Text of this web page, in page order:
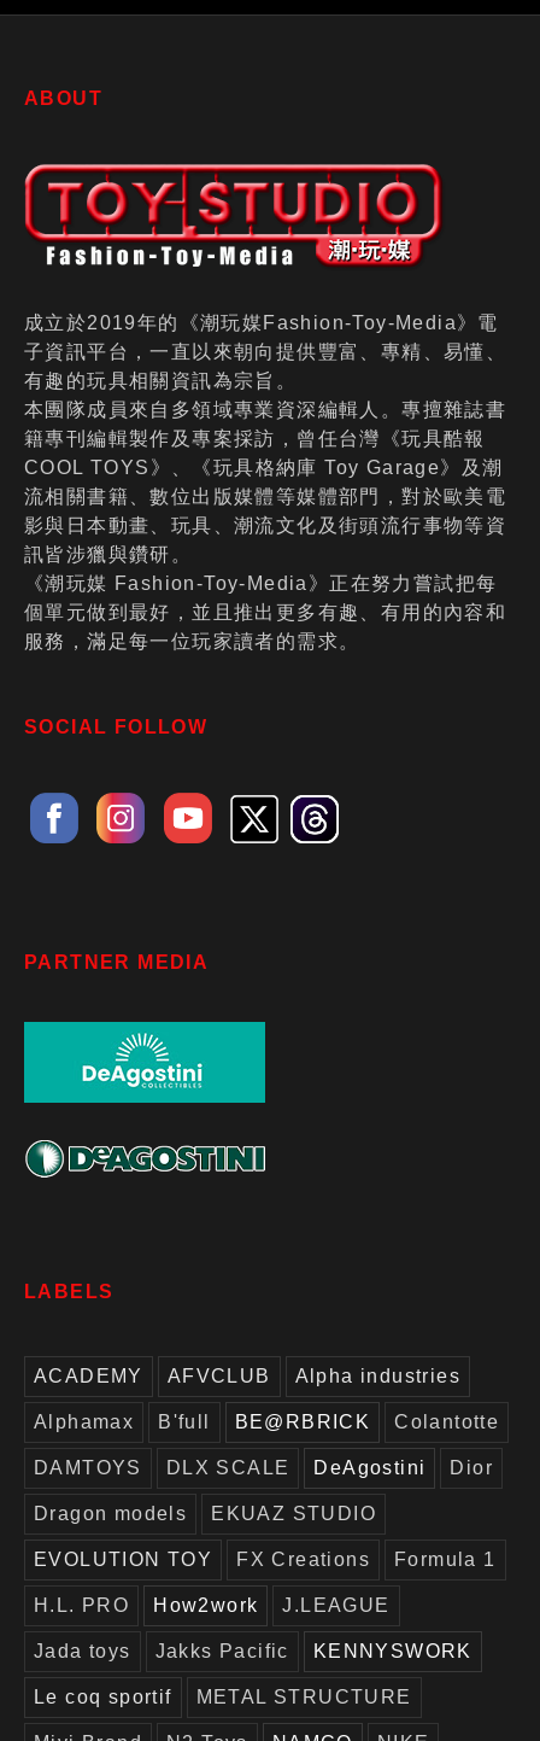
ABOUT
成立於2019年的《潮玩媒Fashion-Toy-Media》電
子資訊平台，一直以來朝向提供豐富、專精、易懂、
有趣的玩具相關資訊為宗旨。
本團隊成員來自多領域專業資深編輯人。專擅雜誌書
籍專刊編輯製作及專案採訪，曾任台灣《玩具酷報
COOL TOYS》、《玩具格納庫 Toy Garage》及潮
流相關書籍、數位出版媒體等媒體部門，對於歐美電
影與日本動畫、玩具、潮流文化及街頭流行事物等資
訊皆涉獵與鑽研。
《潮玩媒 Fashion-Toy-Media》正在努力嘗試把每
個單元做到最好，並且推出更多有趣、有用的內容和
服務，滿足每一位玩家讀者的需求。
SOCIAL FOLLOW
PARTNER MEDIA
LABELS
ACADEMY AFVCLUB Alpha industries
Alphamax B'full BE@RBRICK Colantotte
DAMTOYS DLX SCALE DeAgostini Dior
Dragon models EKUAZ STUDIO
EVOLUTION TOY FX Creations Formula 1
H.L. PRO How2work J.LEAGUE
Jada toys Jakks Pacific KENNYSWORK
Le coq sportif METAL STRUCTURE